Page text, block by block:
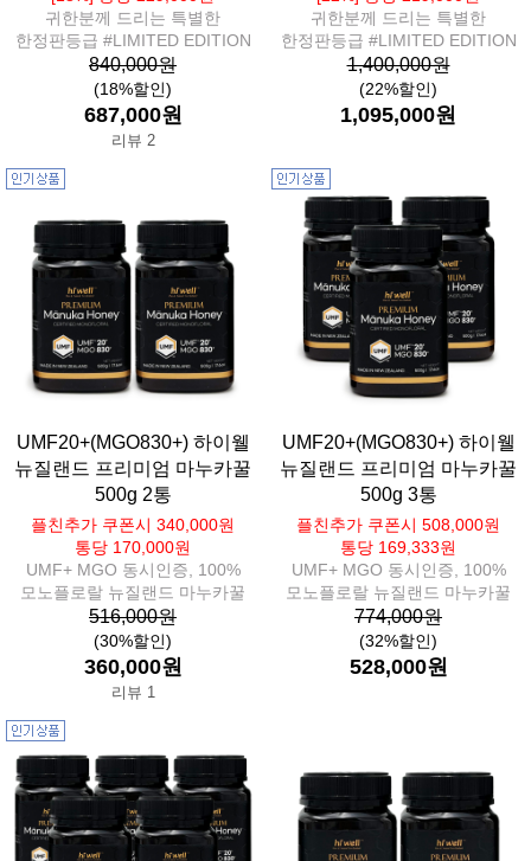
귀한분께 드리는 특별한
한정판등급 #LIMITED EDITION
840,000원
(18%할인)
687,000원
리뷰 2
귀한분께 드리는 특별한
한정판등급 #LIMITED EDITION
1,400,000원
(22%할인)
1,095,000원
UMF20+(MGO830+) 하이웰
뉴질랜드 프리미엄 마누카꿀
500g 2통
플친추가 쿠폰시 340,000원
통당 170,000원
UMF+ MGO 동시인증, 100%
모노플로랄 뉴질랜드 마누카꿀
516,000원
(30%할인)
360,000원
리뷰 1
UMF20+(MGO830+) 하이웰
뉴질랜드 프리미엄 마누카꿀
500g 3통
플친추가 쿠폰시 508,000원
통당 169,333원
UMF+ MGO 동시인증, 100%
모노플로랄 뉴질랜드 마누카꿀
774,000원
(32%할인)
528,000원